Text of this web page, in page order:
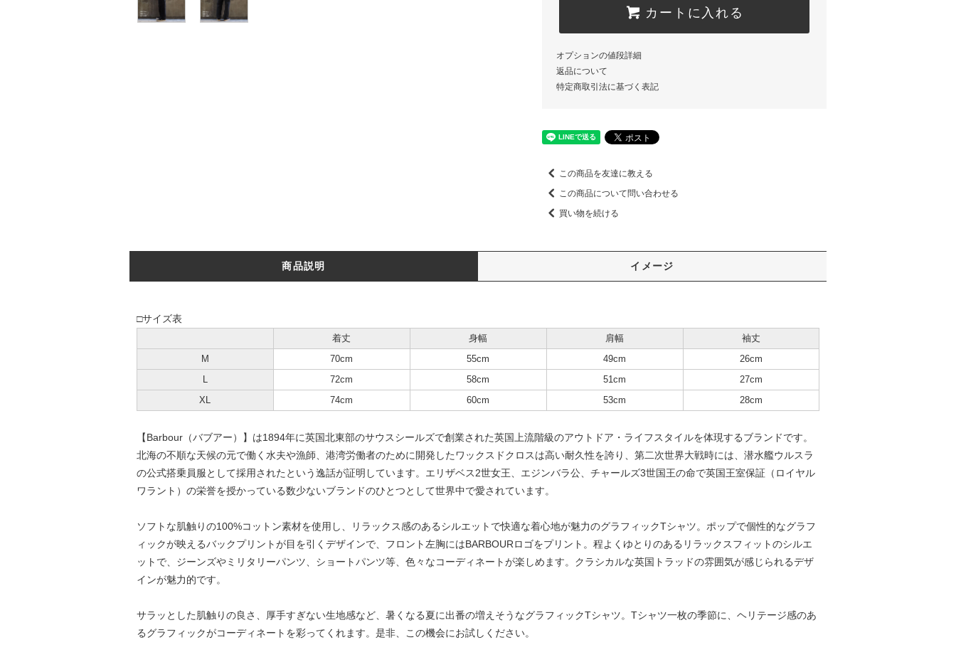
カートに入れる
オプションの値段詳細
返品について
特定商取引法に基づく表記
この商品を友達に教える
この商品について問い合わせる
買い物を続ける
商品説明 イメージ
□サイズ表
着丈 身幅 肩幅 袖丈
M 70cm 55cm 49cm 26cm
L 72cm 58cm 51cm 27cm
XL 74cm 60cm 53cm 28cm
【Barbour（バブアー）】は1894年に英国北東部のサウスシールズで創業された英国上流階級のアウトドア・ライフスタイルを体現するブランドです。
北海の不順な天候の元で働く水夫や漁師、港湾労働者のために開発したワックスドクロスは高い耐久性を誇り、第二次世界大戦時には、潜水艦ウルスラ
の公式搭乗員服として採用されたという逸話が証明しています。エリザベス2世女王、エジンバラ公、チャールズ3世国王の命で英国王室保証（ロイヤル
ワラント）の栄誉を授かっている数少ないブランドのひとつとして世界中で愛されています。
ソフトな肌触りの100%コットン素材を使用し、リラックス感のあるシルエットで快適な着心地が魅力のグラフィックTシャツ。ポップで個性的なグラフ
ィックが映えるバックプリントが目を引くデザインで、フロント左胸にはBARBOURロゴをプリント。程よくゆとりのあるリラックスフィットのシルエ
ットで、ジーンズやミリタリーパンツ、ショートパンツ等、色々なコーディネートが楽しめます。クラシカルな英国トラッドの雰囲気が感じられるデザ
インが魅力的です。
サラッとした肌触りの良さ、厚手すぎない生地感など、暑くなる夏に出番の増えそうなグラフィックTシャツ。Tシャツ一枚の季節に、ヘリテージ感のあ
るグラフィックがコーディネートを彩ってくれます。是非、この機会にお試しください。